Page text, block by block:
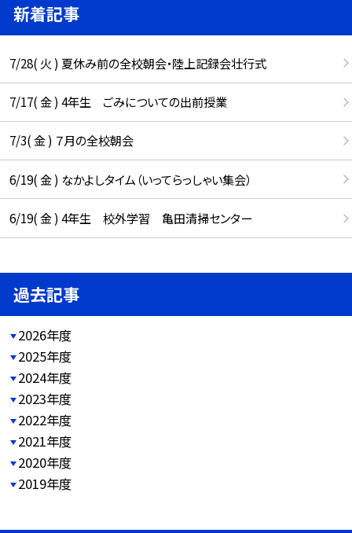
新着記事
7/28( 火 ) 夏休み前の全校朝会・陸上記録会壮行式
7/17( 金 ) 4年生 ごみについての出前授業
7/3( 金 ) ７月の全校朝会
6/19( 金 ) なかよしタイム（いってらっしゃい集会）
6/19( 金 ) 4年生 校外学習 亀田清掃センター
過去記事
2026年度
2025年度
2024年度
2023年度
2022年度
2021年度
2020年度
2019年度